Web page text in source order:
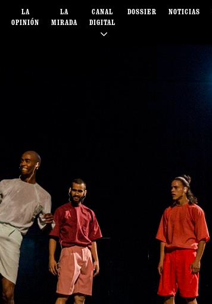
LA
OPINIÓN
LA
MIRADA
CANAL
DIGITAL
DOSSIER NOTICIAS